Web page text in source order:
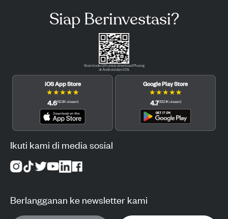
Siap Berinvestasi?
Scan kode QR untuk download Pluang
di Android dan iOS.
iOS App Store
★★★★★
4.6(12.3Kulasan)
Google Play Store
★★★★★
4.7(122.1Kulasan)
Ikuti kami di media sosial
Berlangganan ke newsletter kami